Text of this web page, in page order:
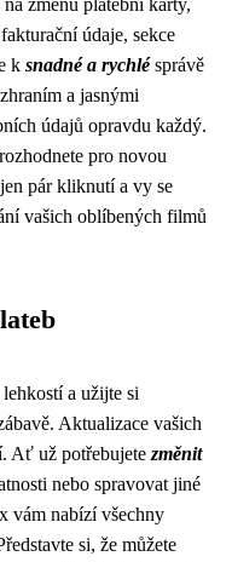
údaje, sekce
k snadné a rychlésprávě
a jasnými
údajů opravdu každý.
pro novou
pár kliknutí a vy se
vašich oblíbených filmů
a užijte si
Aktualizace vašich
Ať už potřebujete změnit
nebo spravovat jiné
vám nabízí všechny
si, že můžete